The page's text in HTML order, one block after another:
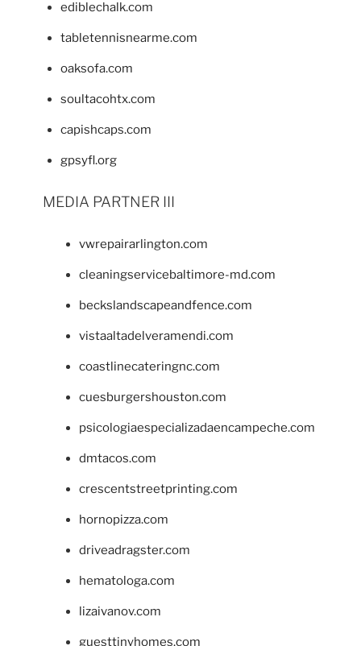
ediblechalk.com
tabletennisnearme.com
oaksofa.com
soultacohtx.com
capishcaps.com
gpsyfl.org
MEDIA PARTNER III
vwrepairarlington.com
cleaningservicebaltimore-md.com
beckslandscapeandfence.com
vistaaltadelveramendi.com
coastlinecateringnc.com
cuesburgershouston.com
psicologiaespecializadaencampeche.com
dmtacos.com
crescentstreetprinting.com
hornopizza.com
driveadragster.com
hematologa.com
lizaivanov.com
guesttinyhomes.com